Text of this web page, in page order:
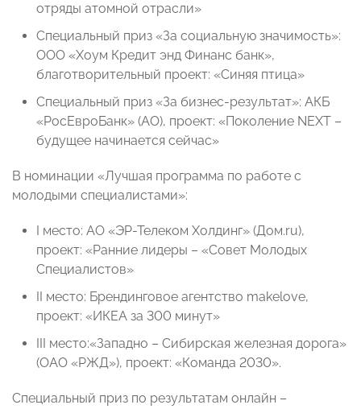
отряды атомной отрасли»
Специальный приз «За социальную значимость»:
ООО «Хоум Кредит энд Финанс банк»,
благотворительный проект: «Синяя птица»
Специальный приз «За бизнес-результат»: АКБ
«РосЕвроБанк» (АО), проект: «Поколение NЕXT –
будущее начинается сейчас»
В номинации «Лучшая программа по работе с
молодыми специалистами»:
I место: АО «ЭР-Телеком Холдинг» (Дом.ru),
проект: «Ранние лидеры – «Совет Молодых
Специалистов»
II место: Брендинговое агентство makelove,
проект: «ИКЕА за 300 минут»
III место:«Западно – Сибирская железная дорога»
(ОАО «РЖД»), проект: «Команда 2030».
Специальный приз по результатам онлайн –